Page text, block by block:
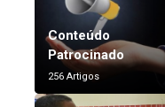
Conteúdo
Patrocinado
256 Artigos